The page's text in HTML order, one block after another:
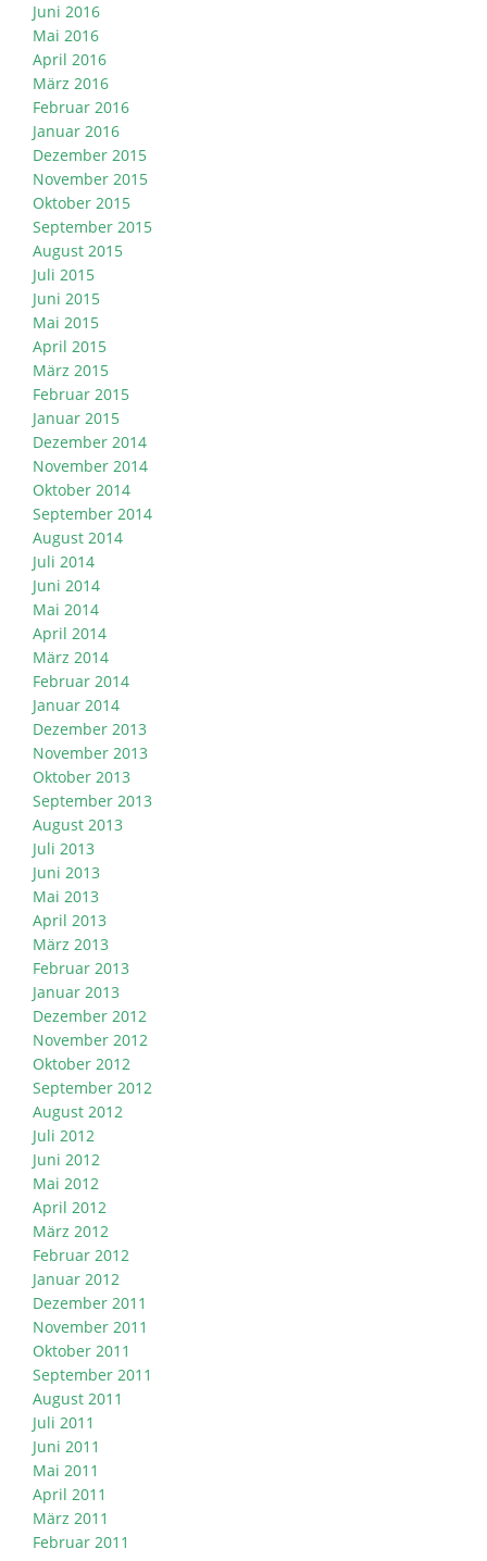
Juni 2016
Mai 2016
April 2016
März 2016
Februar 2016
Januar 2016
Dezember 2015
November 2015
Oktober 2015
September 2015
August 2015
Juli 2015
Juni 2015
Mai 2015
April 2015
März 2015
Februar 2015
Januar 2015
Dezember 2014
November 2014
Oktober 2014
September 2014
August 2014
Juli 2014
Juni 2014
Mai 2014
April 2014
März 2014
Februar 2014
Januar 2014
Dezember 2013
November 2013
Oktober 2013
September 2013
August 2013
Juli 2013
Juni 2013
Mai 2013
April 2013
März 2013
Februar 2013
Januar 2013
Dezember 2012
November 2012
Oktober 2012
September 2012
August 2012
Juli 2012
Juni 2012
Mai 2012
April 2012
März 2012
Februar 2012
Januar 2012
Dezember 2011
November 2011
Oktober 2011
September 2011
August 2011
Juli 2011
Juni 2011
Mai 2011
April 2011
März 2011
Februar 2011